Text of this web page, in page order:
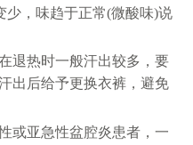
少，味趋于正常(微酸味)说
退热时一般汗出较多，要
出后给予更换衣裤，避免
或亚急性盆腔炎患者，一